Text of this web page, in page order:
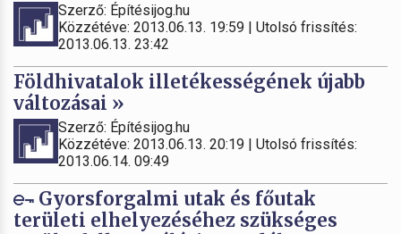
Szerző: Építésijog.hu
Közzétéve: 2013.06.13. 19:59 | Utolsó frissítés:
2013.06.13. 23:42
Földhivatalok illetékességének újabb
változásai »
Szerző: Építésijog.hu
Közzétéve: 2013.06.13. 20:19 | Utolsó frissítés:
2013.06.14. 09:49
Gyorsforgalmi utak és főutak
területi elhelyezéséhez szükséges